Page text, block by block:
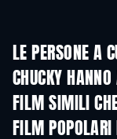
LE PERSONE A
CHUCKY
FILM SIMILI
FILM